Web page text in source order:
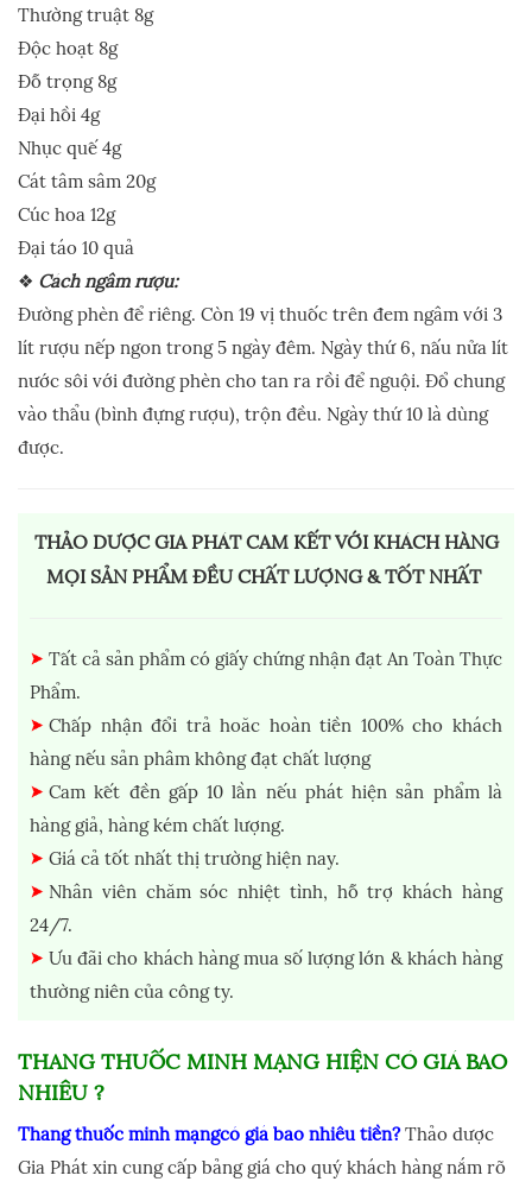
Thường truật 8g
Độc hoạt 8g
Đỗ trọng 8g
Đại hồi 4g
Nhục quế 4g
Cát tâm sâm 20g
Cúc hoa 12g
Đại táo 10 quả
❖ Cách ngâm rượu:
Đường phèn để riêng. Còn 19 vị thuốc trên đem ngâm với 3
lít rượu nếp ngon trong 5 ngày đêm. Ngày thứ 6, nấu nửa lít
nước sôi với đường phèn cho tan ra rồi để nguội. Đổ chung
vào thẩu (bình đựng rượu), trộn đều. Ngày thứ 10 là dùng
được.
THẢO DƯỢC GIA PHÁT CAM KẾT VỚI KHÁCH HÀNG
MỌI SẢN PHẨM ĐỀU CHẤT LƯỢNG & TỐT NHẤT
Tất cả sản phẩm có giấy chứng nhận đạt An Toàn Thực
Phẩm.
Chấp nhận đổi trả hoăc hoàn tiền 100% cho khách
hàng nếu sản phâm không đạt chất lượng
Cam kết đền gấp 10 lần nếu phát hiện sản phẩm là
hàng giả, hàng kém chất lượng.
Giá cả tốt nhất thị trường hiện nay.
Nhân viên chăm sóc nhiệt tình, hỗ trợ khách hàng
24/7.
Ưu đãi cho khách hàng mua số lượng lớn & khách hàng
thường niên của công ty.
THANG THUỐC MINH MẠNG HIỆN CÓ GIÁ BAO
NHIÊU ?
Thang thuốc minh mạngcó giá bao nhiêu tiền? Thảo dược
Gia Phát xin cung cấp bảng giá cho quý khách hàng nắm rõ